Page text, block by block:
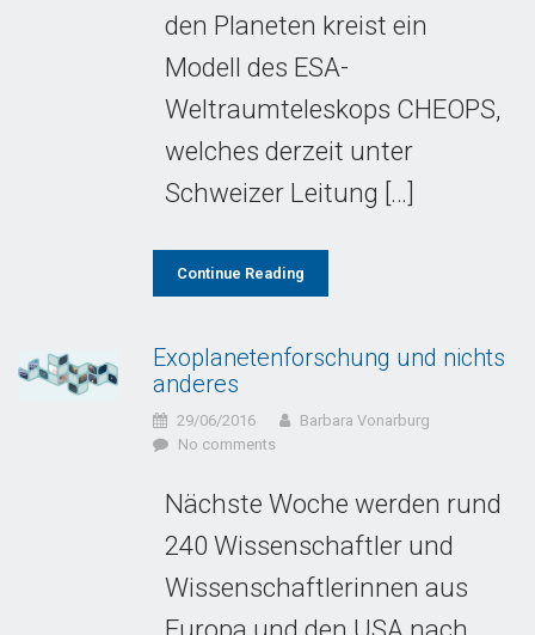
den Planeten kreist ein
Modell des ESA-
Weltraumteleskops CHEOPS,
welches derzeit unter
Schweizer Leitung […]
Continue Reading
Exoplanetenforschung und nichts
anderes
29/06/2016
Barbara Vonarburg
No comments
Nächste Woche werden rund
240 Wissenschaftler und
Wissenschaftlerinnen aus